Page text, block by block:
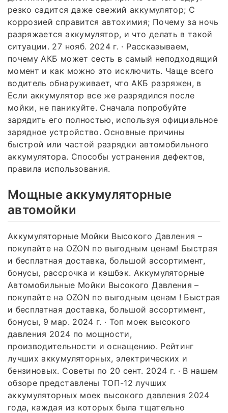
резко садится даже свежий аккумулятор; С
коррозией справится автохимия; Почему за ночь
разряжается аккумулятор, и что делать в такой
ситуации. 27 нояб. 2024 г. · Рассказываем,
почему АКБ может сесть в самый неподходящий
момент и как можно это исключить. Чаще всего
водитель обнаруживает, что АКБ разряжен, в
Если аккумулятор все же разрядился после
мойки, не паникуйте. Сначала попробуйте
зарядить его полностью, используя официальное
зарядное устройство. Основные причины
быстрой или частой разрядки автомобильного
аккумулятора. Способы устранения дефектов,
правила использования.
Мощные аккумуляторные
автомойки
Аккумуляторные Мойки Высокого Давления –
покупайте на OZON по выгодным ценам! Быстрая
и бесплатная доставка, большой ассортимент,
бонусы, рассрочка и кэшбэк. Аккумуляторные
Автомобильные Мойки Высокого Давления –
покупайте на OZON по выгодным ценам ! Быстрая
и бесплатная доставка, большой ассортимент,
бонусы, 9 мар. 2024 г. · Топ моек высокого
давления 2024 по мощности,
производительности и оснащению. Рейтинг
лучших аккумуляторных, электрических и
бензиновых. Советы по 20 сент. 2024 г. · В нашем
обзоре представлены ТОП-12 лучших
аккумуляторных моек высокого давления 2024
года, каждая из которых была тщательно